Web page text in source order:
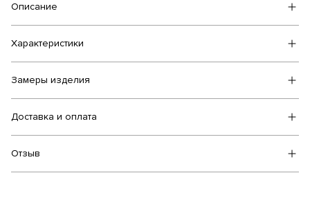
Описание
Характеристики
Замеры изделия
Доставка и оплата
Отзыв